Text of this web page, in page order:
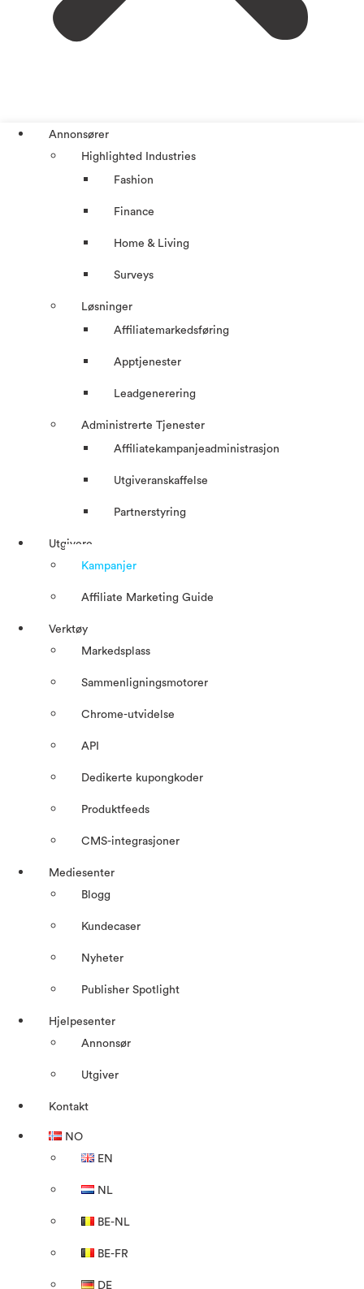
Annonsører
Highlighted Industries
Fashion
Finance
Home & Living
Surveys
Løsninger
Affiliatemarkedsføring
Apptjenester
Leadgenerering
Administrerte Tjenester
Affiliatekampanjeadministrasjon
Utgiveranskaffelse
Partnerstyring
Utgivere
Kampanjer
Affiliate Marketing Guide
Verktøy
Markedsplass
Sammenligningsmotorer
Chrome-utvidelse
API
Dedikerte kupongkoder
Produktfeeds
CMS-integrasjoner
Mediesenter
Blogg
Kundecaser
Nyheter
Publisher Spotlight
Hjelpesenter
Annonsør
Utgiver
Kontakt
NO
EN
NL
BE-NL
BE-FR
DE